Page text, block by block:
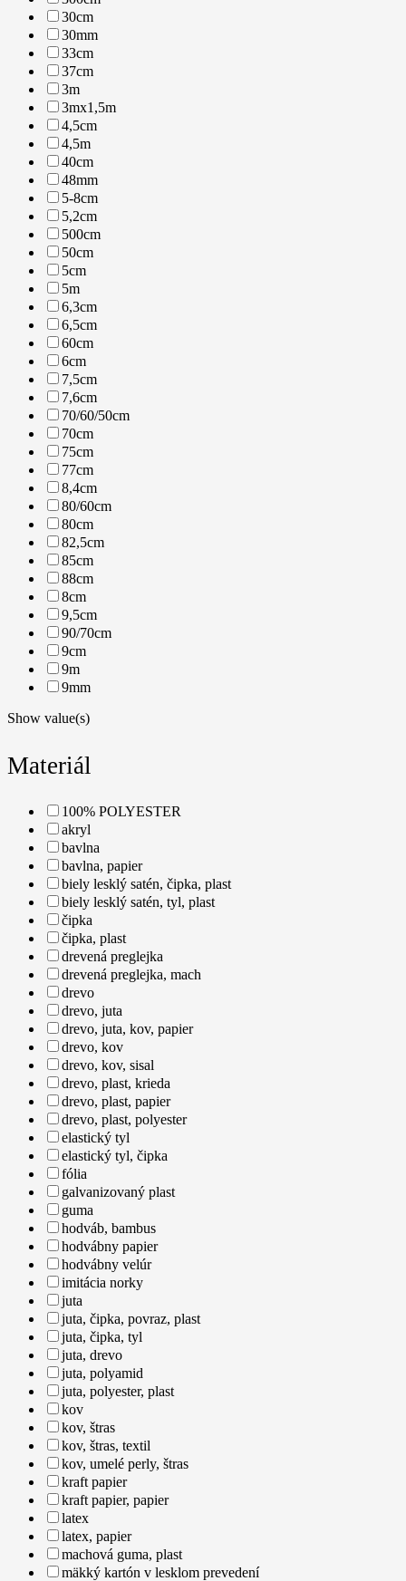
30cm
30mm
33cm
37cm
3m
3mx1,5m
4,5cm
4,5m
40cm
48mm
5-8cm
5,2cm
500cm
50cm
5cm
5m
6,3cm
6,5cm
60cm
6cm
7,5cm
7,6cm
70/60/50cm
70cm
75cm
77cm
8,4cm
80/60cm
80cm
82,5cm
85cm
88cm
8cm
9,5cm
90/70cm
9cm
9m
9mm
Show value(s)
Materiál
100% POLYESTER
akryl
bavlna
bavlna, papier
biely lesklý satén, čipka, plast
biely lesklý satén, tyl, plast
čipka
čipka, plast
drevená preglejka
drevená preglejka, mach
drevo
drevo, juta
drevo, juta, kov, papier
drevo, kov
drevo, kov, sisal
drevo, plast, krieda
drevo, plast, papier
drevo, plast, polyester
elastický tyl
elastický tyl, čipka
fólia
galvanizovaný plast
guma
hodváb, bambus
hodvábny papier
hodvábny velúr
imitácia norky
juta
juta, čipka, povraz, plast
juta, čipka, tyl
juta, drevo
juta, polyamid
juta, polyester, plast
kov
kov, štras
kov, štras, textil
kov, umelé perly, štras
kraft papier
kraft papier, papier
latex
latex, papier
machová guma, plast
mäkký kartón v lesklom prevedení